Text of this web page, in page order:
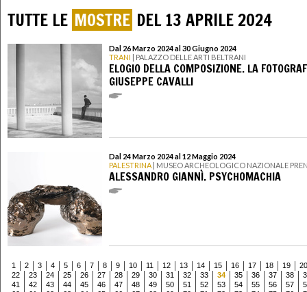
TUTTE LE MOSTRE DEL 13 APRILE 2024
Dal 26 Marzo 2024 al 30 Giugno 2024
TRANI | PALAZZO DELLE ARTI BELTRANI
ELOGIO DELLA COMPOSIZIONE. LA
GIUSEPPE CAVALLI
Dal 24 Marzo 2024 al 12 Maggio 2024
PALESTRINA | MUSEO ARCHEOLOGICO NAZIONALE
ALESSANDRO GIANNÌ. PSYCHOMACHIA
1 2 3 4 5 6 7 8 9 10 11 12 13 14 15 16 17 18 19
20
22
23 24 25 26 27 28 29 30 31 32 33 34 35 36 37 38
41
42 43 44 45 46 47 48 49 50 51 52 53 54 55 56 57